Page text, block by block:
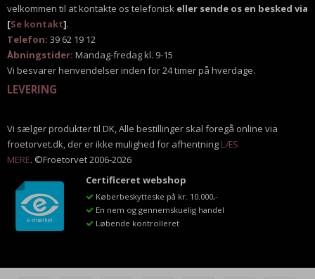
velkommen til at kontakte os telefonisk eller sende os en besked via
[Se kontakt].
Telefon: 39 62 19 12
Åbningstider: Mandag-fredag kl. 9-15
Vi besvarer henvendelser inden for 24 timer på hverdage.
LEVERING
Vi sælger produkter til DK, Alle bestillinger skal foregå online via
froetorvet.dk, der er ikke mulighed for afhentning LÆS
MERE. ©Froetorvet 2006-2026
Certificeret webshop
Køberbeskytteske på kr. 10.000,-
En nem og gennemskuelig handel
Løbende kontrolleret